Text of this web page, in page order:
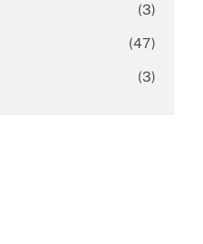
(3)
(47)
(3)